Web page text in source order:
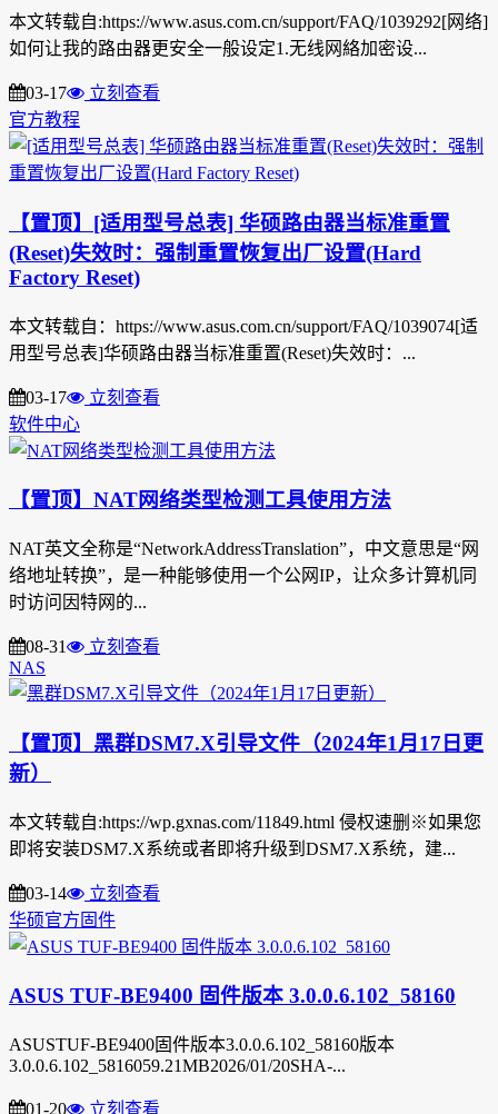
本文转载自:https://www.asus.com.cn/support/FAQ/1039292[网络]
如何让我的路由器更安全一般设定1.无线网絡加密设...
03-17
立刻查看
官方教程
【置顶】[适用型号总表] 华硕路由器当标准重置
(Reset)失效时：强制重置恢复出厂设置(Hard
Factory Reset)
本文转载自：https://www.asus.com.cn/support/FAQ/1039074[适
用型号总表]华硕路由器当标准重置(Reset)失效时：...
03-17
立刻查看
软件中心
【置顶】NAT网络类型检测工具使用方法
NAT英文全称是“NetworkAddressTranslation”，中文意思是“网
络地址转换”，是一种能够使用一个公网IP，让众多计算机同
时访问因特网的...
08-31
立刻查看
NAS
【置顶】黑群DSM7.X引导文件（2024年1月17日更
新）
本文转载自:https://wp.gxnas.com/11849.html 侵权速删※如果您
即将安装DSM7.X系统或者即将升级到DSM7.X系统，建...
03-14
立刻查看
华硕官方固件
ASUS TUF-BE9400 固件版本 3.0.0.6.102_58160
ASUSTUF-BE9400固件版本3.0.0.6.102_58160版本
3.0.0.6.102_5816059.21MB2026/01/20SHA-...
01-20 立刻查看